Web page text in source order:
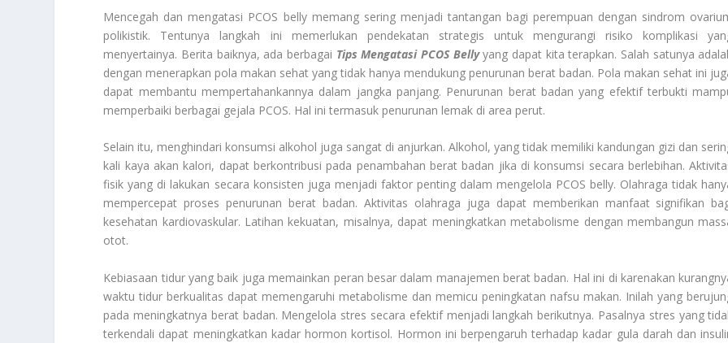
Mencegah dan mengatasi PCOS belly memang sering menjadi tantangan bagi perempuan dengan sindrom
polikistik. Tentunya langkah ini memerlukan pendekatan strategis untuk mengurangi risiko komplikasi
menyertainya. Berita baiknya, ada berbagai Tips Mengatasi PCOS Bellyyang dapat kita terapkan. Salah satunya
dengan menerapkan pola makan sehat yang tidak hanya mendukung penurunan berat badan. Pola makan sehat ini
dapat membantu mempertahankannya dalam jangka panjang. Penurunan berat badan yang efektif terbukti
memperbaiki berbagai gejala PCOS. Hal ini termasuk penurunan lemak di area perut.
Selain itu, menghindari konsumsi alkohol juga sangat di anjurkan. Alkohol, yang tidak memiliki kandungan gizi dan
kali kaya akan kalori, dapat berkontribusi pada penambahan berat badan jika di konsumsi secara berlebihan.
fisik yang di lakukan secara konsisten juga menjadi faktor penting dalam mengelola PCOS belly. Olahraga tidak
mempercepat proses penurunan berat badan. Aktivitas olahraga juga dapat memberikan manfaat signifikan
kesehatan kardiovaskular. Latihan kekuatan, misalnya, dapat meningkatkan metabolisme dengan membangun
otot.
Kebiasaan tidur yang baik juga memainkan peran besar dalam manajemen berat badan. Hal ini di karenakan
waktu tidur berkualitas dapat memengaruhi metabolisme dan memicu peningkatan nafsu makan. Inilah yang
pada meningkatnya berat badan. Mengelola stres secara efektif menjadi langkah berikutnya. Pasalnya stres yang
terkendali dapat meningkatkan kadar hormon kortisol. Hormon ini berpengaruh terhadap kadar gula darah dan